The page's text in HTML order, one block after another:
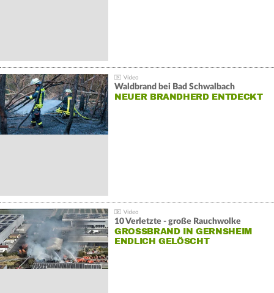
Waldbrand bei Bad Schwalbach
NEUER BRANDHERD ENTDECKT
10 Verletzte - große Rauchwolke
GROSSBRAND IN GERNSHEIM E
NDLICH GELÖSCHT